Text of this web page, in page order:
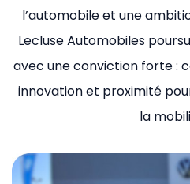
l’automobile et une
Lecluse Automobiles
avec une conviction forte :
innovation et proximité
la